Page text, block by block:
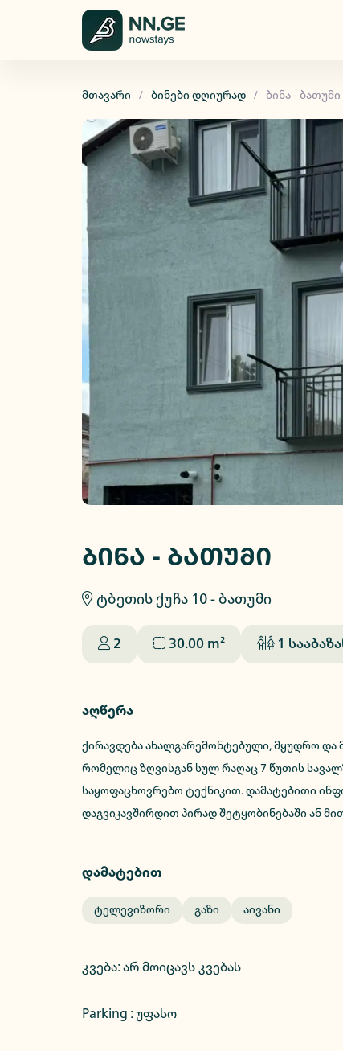
მთავარი ბინები დღიურად ბინა - ბათუმი
ბინა - ბათუმი
ტბეთის ქუჩა 10 - ბათუმი
2 30.00 m² 1
აღწერა
ქირავდება ახალგარემონტებული, მყუდრო და
რომელიც ზღვისგან სულ რაღაც 7 წუთის
საყოფაცხოვრებო ტექნიკით. დამატებითი
დაგვიკავშირდით პირად შეტყობინებაში ან
დამატებით
Ტელევიზორი Გაზი Აივანი
კვება:არ მოიცავს კვებას
Parking :უფასო